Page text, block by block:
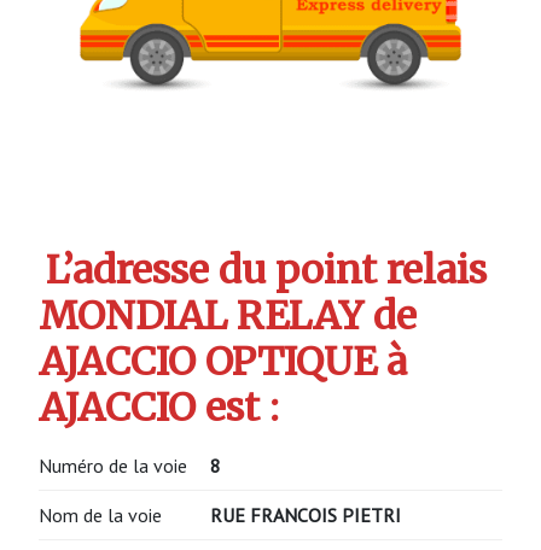
L’adresse du point relais
MONDIAL RELAY de
AJACCIO OPTIQUE à
AJACCIO est :
Numéro de la voie 8
Nom de la voie RUE FRANCOIS PIETRI